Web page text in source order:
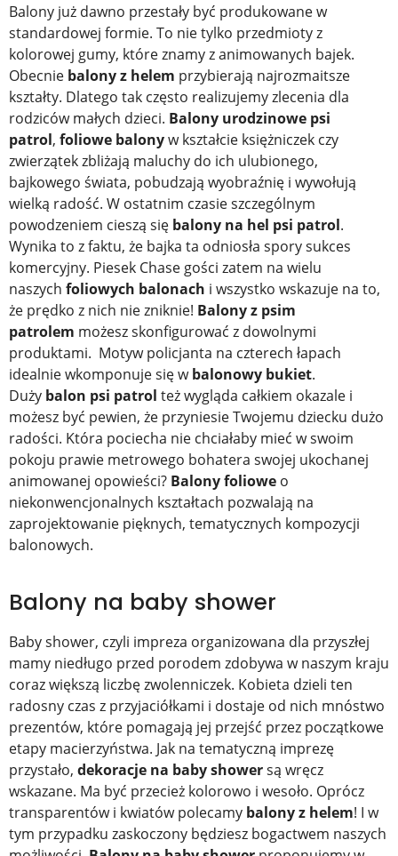
Balony już dawno przestały być produkowane w
standardowej formie. To nie tylko przedmioty z
kolorowej gumy, które znamy z animowanych bajek.
Obecnie balony z helem przybierają najrozmaitsze
kształty. Dlatego tak często realizujemy zlecenia dla
rodziców małych dzieci. Balony urodzinowe psi
patrol, foliowe balonyw kształcie księżniczek czy
zwierzątek zbliżają maluchy do ich ulubionego,
bajkowego świata, pobudzają wyobraźnię i wywołują
wielką radość. W ostatnim czasie szczególnym
powodzeniem cieszą się balony na hel psi patrol.
Wynika to z faktu, że bajka ta odniosła spory sukces
komercyjny. Piesek Chase gości zatem na wielu
naszych foliowych balonach i wszystko wskazuje na to,
że prędko z nich nie zniknie! Balony z psim
patrolem możesz skonfigurować z dowolnymi
produktami. Motyw policjanta na czterech łapach
idealnie wkomponuje się wbalonowy bukiet.
Duży balon psi patrol też wygląda całkiem okazale i
możesz być pewien, że przyniesie Twojemu dziecku dużo
radości. Która pociecha nie chciałaby mieć w swoim
pokoju prawie metrowego bohatera swojej ukochanej
animowanej opowieści? Balony foliowe o
niekonwencjonalnych kształtach pozwalają na
zaprojektowanie pięknych, tematycznych kompozycji
balonowych.
Balony na baby shower
Baby shower, czyli impreza organizowana dla przyszłej
mamy niedługo przed porodem zdobywa w naszym kraju
coraz większą liczbę zwolenniczek. Kobieta dzieli ten
radosny czas z przyjaciółkami i dostaje od nich mnóstwo
prezentów, które pomagają jej przejść przez początkowe
etapy macierzyństwa. Jak na tematyczną imprezę
przystało, dekoracje na baby showersą wręcz
wskazane. Ma być przecież kolorowo i wesoło. Oprócz
transparentów i kwiatów polecamy balony z helem! I w
tym przypadku zaskoczony będziesz bogactwem naszych